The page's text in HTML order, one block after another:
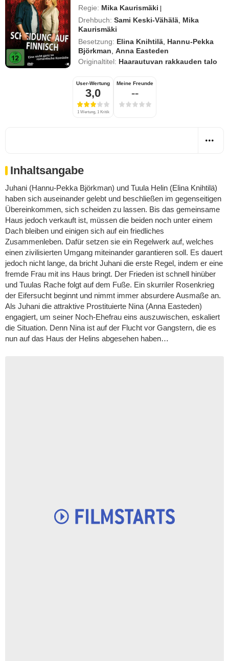
Regie: Mika Kaurismäki |
Drehbuch: Sami Keski-Vähälä Mika
Kaurismäki
Besetzung: Elina Knihtilä Hannu-Pekka
Björkman ,Anna Easteden
Originaltitel: Haarautuvan rakkauden talo
User-Wertung
3,0
1 Wertung, 1 Kritik
Meine Freunde
--
Inhaltsangabe
Juhani (Hannu-Pekka Björkman) und Tuula Helin (Elina Knihtilä)
haben sich auseinander gelebt und beschließen im gegenseitigen
Übereinkommen, sich scheiden zu lassen. Bis das gemeinsame
Haus jedoch verkauft ist, müssen die beiden noch unter einem
Dach bleiben und einigen sich auf ein friedliches
Zusammenleben. Dafür setzen sie ein Regelwerk auf, welches
einen zivilisierten Umgang miteinander garantieren soll. Es dauert
jedoch nicht lange, da bricht Juhani die erste Regel, indem er eine
fremde Frau mit ins Haus bringt. Der Frieden ist schnell hinüber
und Tuulas Rache folgt auf dem Fuße. Ein skurriler Rosenkrieg
der Eifersucht beginnt und nimmt immer absurdere Ausmaße an.
Als Juhani die attraktive Prostituierte Nina (Anna Easteden)
engagiert, um seiner Noch-Ehefrau eins auszuwischen, eskaliert
die Situation. Denn Nina ist auf der Flucht vor Gangstern, die es
nun auf das Haus der Helins abgesehen haben…